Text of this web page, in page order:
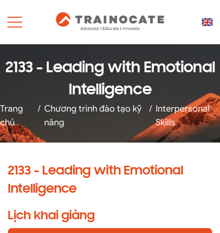
2133 - Leading with Emotional
Intelligence
Trang
chủ
/ Chương trình đào tạo kỹ
năng
/ Interpersonal
Skills
2133 - Leading with Emotional
Intelligence
Lịch khai giảng